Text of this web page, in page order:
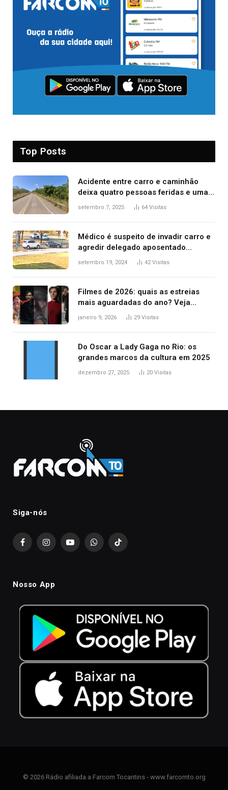
Top Posts
Acidente entre carro e caminhão
deixa quatro pessoas feridas e uma
mulher morta na TO-070
setembro 7, 2025 64 Visitas
Médico é suspeito de invadir carro e
agredir delegado aposentado
durante confusão no trânsito
setembro 19, 2024 42Visitas
Filmes de 2026: quais as estreias
mais aguardadas do ano? Veja
principais lançamentos do cinema
janeiro 9, 2026 29 Visitas
Do Oscar a Lady Gaga no Rio: os
grandes marcos da cultura em 2025
dezembro 27, 2025 20 Visitas
Siga-nós
FacebookInstagramYouTubeWhatsAppTikTok
Nosso App
© 2026 Rádio afiliada a Farcom Tocantins - www.farcomto.org